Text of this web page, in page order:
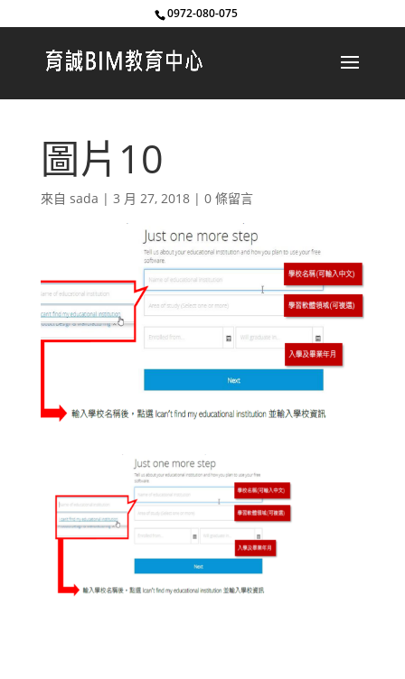
0972-080-075
圖片10
來自 sada | 3 月 27, 2018| 0 條留言